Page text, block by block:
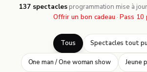
137 spectacles· programmation mise à
Offrir un bon cadeau · Pass 10
Tous Spectacles tout
One man / One woman show Jeune